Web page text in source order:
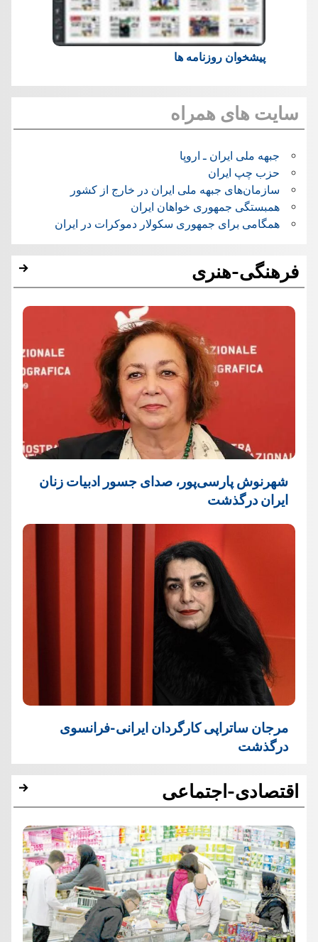
پیشخوان روزنامه ها
سایت های همراه
جبهه ملی ایران ـ اروپا
حزب چپ ایران
سازمان‌های جبهه ملی ایران در خارج از کشور
همبستگی جمهوری خواهان ایران
همگامی برای جمهوری سکولار دموکرات در ایران
فرهنگی-هنری
شهرنوش پارسی‌پور، صدای جسور ادبیات زنان
ایران درگذشت
مرجان ساتراپی کارگردان ایرانی-فرانسوی
درگذشت
اقتصادی-اجتماعی